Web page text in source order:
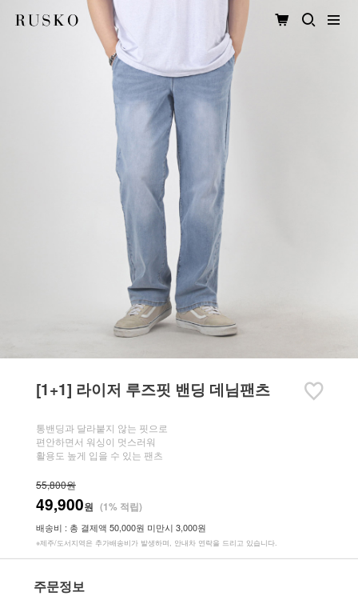
[1+1] 라이저 루즈핏 밴딩 데님팬츠
통밴딩과 달라붙지 않는 핏으로
편안하면서 워싱이 멋스러워
활용도 높게 입을 수 있는 팬츠
55,800원
49,900원 (1% 적립)
배송비 : 총 결제액 50,000원 미만시 3,000원
※제주/도서지역은 추가배송비가 발생하며, 안내차 연락을 드리고 있습니다.
주문정보